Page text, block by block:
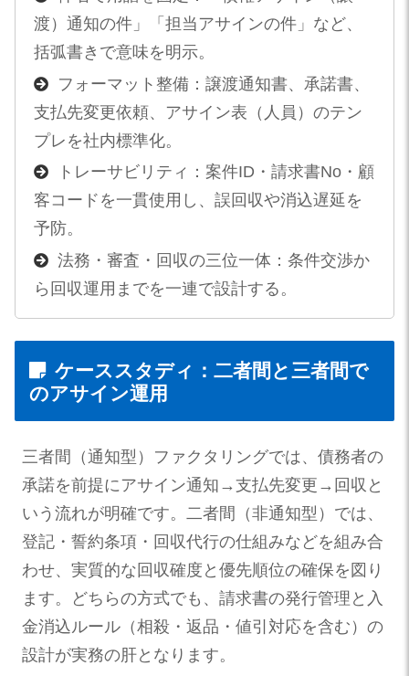
渡）通知の件」「担当アサインの件」など、
括弧書きで意味を明示。
フォーマット整備：譲渡通知書、承諾書、
支払先変更依頼、アサイン表（人員）のテン
プレを社内標準化。
トレーサビリティ：案件ID・請求書No・顧
客コードを一貫使用し、誤回収や消込遅延を
予防。
法務・審査・回収の三位一体：条件交渉か
ら回収運用までを一連で設計する。
ケーススタディ：二者間と三者間で
のアサイン運用
三者間（通知型）ファクタリングでは、債務者の
承諾を前提にアサイン通知→支払先変更→回収と
いう流れが明確です。二者間（非通知型）では、
登記・誓約条項・回収代行の仕組みなどを組み合
わせ、実質的な回収確度と優先順位の確保を図り
ます。どちらの方式でも、請求書の発行管理と入
金消込ルール（相殺・返品・値引対応を含む）の
設計が実務の肝となります。